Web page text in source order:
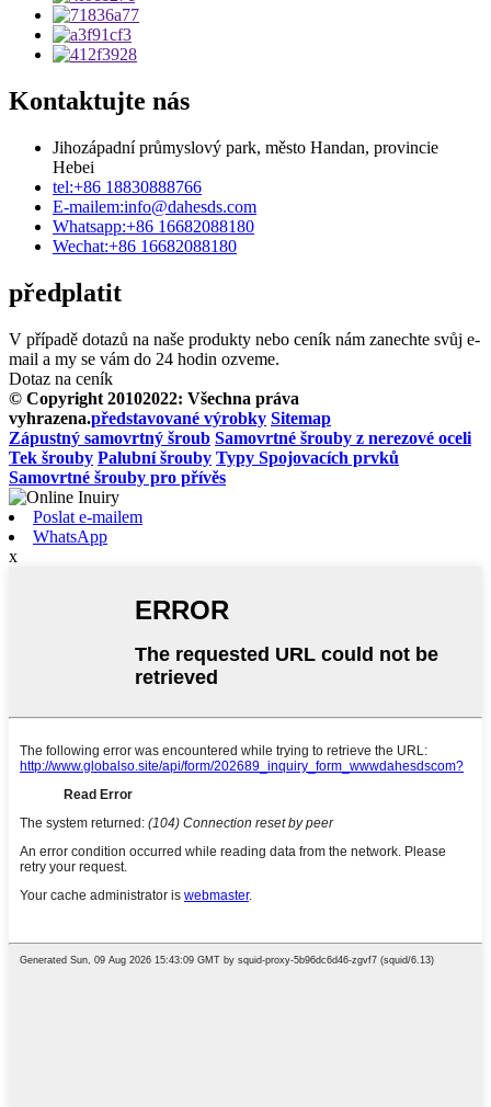
Kontaktujte nás
Jihozápadní průmyslový park, město Handan, provincie
Hebei
tel:+86 18830888766
E-mailem:info@dahesds.com
Whatsapp:+86 16682088180
Wechat:+86 16682088180
předplatit
V případě dotazů na naše produkty nebo ceník nám zanechte svůj e-
mail a my se vám do 24 hodin ozveme.
Dotaz na ceník
© Copyright 20102022: Všechna práva
vyhrazena.představované výrobky Sitemap
Zápustný samovrtný šroub Samovrtné šrouby z nerezové oceli
Tek šrouby Palubní šrouby Typy Spojovacích prvků
Samovrtné šrouby pro přívěs
Poslat e-mailem
WhatsApp
x